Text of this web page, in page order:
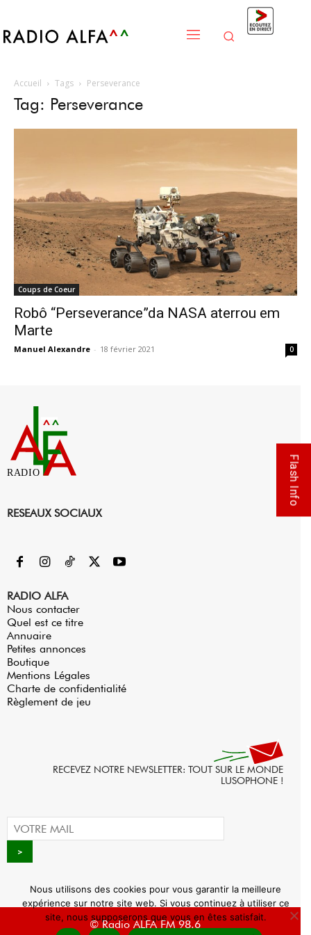
Accueil Tags Perseverance
Tag: Perseverance
Coups de Coeur
Robô “Perseverance”da NASA aterrou em
Marte
Manuel Alexandre - 18 février 2021 0
RADIO
RESEAUX SOCIAUX
RADIO ALFA
Nous contacter
Quel est ce titre
Annuaire
Petites annonces
Boutique
Mentions Légales
Charte de confidentialité
Règlement de jeu
RECEVEZ NOTRE NEWSLETTER: TOUT SUR LE MONDE
LUSOPHONE !
© Radio ALFA FM 98.6
Flash Info
Nous utilisons des cookies pour vous garantir la meilleure
expérience sur notre site web. Si vous continuez à utiliser ce
site, nous supposerons que vous en êtes satisfait.